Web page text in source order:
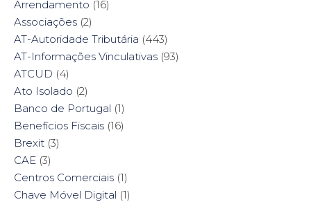
Arrendamento (16)
Associações (2)
AT-Autoridade Tributária (443)
AT-Informações Vinculativas (93)
ATCUD (4)
Ato Isolado (2)
Banco de Portugal (1)
Benefícios Fiscais (16)
Brexit (3)
CAE (3)
Centros Comerciais (1)
Chave Móvel Digital (1)